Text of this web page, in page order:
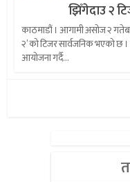
झिँगेदाउ २
काठमाडौं । आगामी असोज २
२’ को टिजर सार्वजनिक भएको
आयोजना गर्दै...